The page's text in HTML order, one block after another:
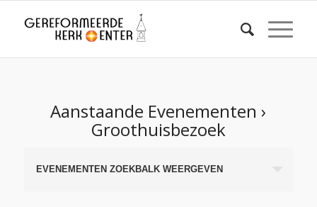
Aanstaande Evenementen ›
Groothuisbezoek
Zoeken
EVENEMENTEN ZOEKBALK WEERGEVEN